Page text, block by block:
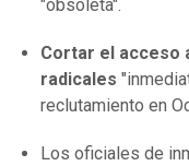
"obsoleta".
Cortar el acceso
radicales
reclutamiento en
Los oficiales de